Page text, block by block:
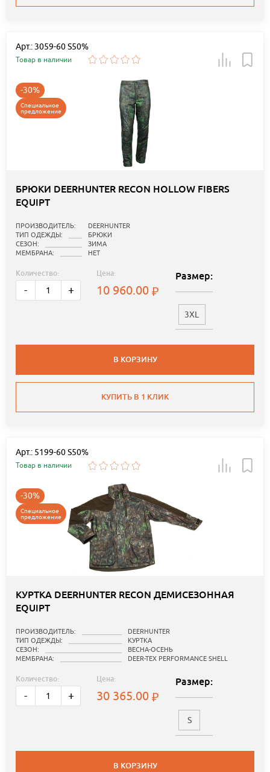
Арт.: 3059-60 S50%
Товар в наличии
-30%
Специальное
предложение
БРЮКИ DEERHUNTER RECON HOLLOW FIBERS
EQUIPT
ПРОИЗВОДИТЕЛЬ:
DEERHUNTER
ТИП ОДЕЖДЫ:
БРЮКИ
СЕЗОН:
ЗИМА
МЕМБРАНА:
НЕТ
Количество:
- +
Цена:
10 960.00
Размер:
3XL
В КОРЗИНУ
КУПИТЬ В 1 КЛИК
Арт.: 5199-60 S50%
Товар в наличии
-30%
Специальное
предложение
КУРТКА DEERHUNTER RECON ДЕМИСЕЗОННАЯ
EQUIPT
ПРОИЗВОДИТЕЛЬ:
DEERHUNTER
ТИП ОДЕЖДЫ:
КУРТКА
СЕЗОН:
ВЕСНА-ОСЕНЬ
МЕМБРАНА:
DEER-TEX PERFORMANCE SHELL
Количество:
- +
Цена:
30 365.00
Размер:
S
В КОРЗИНУ